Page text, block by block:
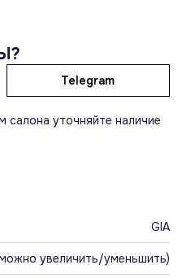
Telegram
салона уточняйте наличие
GIA
увеличить/уменьшить)